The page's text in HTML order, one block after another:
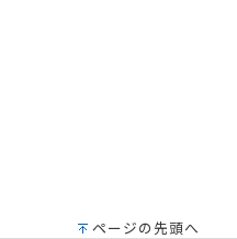
ページの先頭へ